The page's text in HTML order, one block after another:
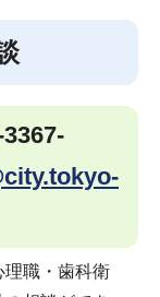
職・歯科衛